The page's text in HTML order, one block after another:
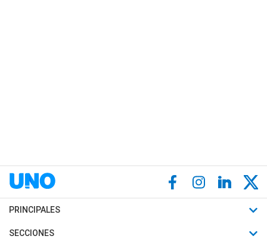
PRINCIPALES
Últimas Noticias
SECCIONES